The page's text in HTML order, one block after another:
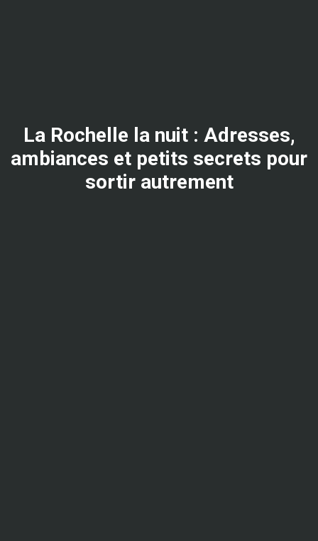
La Rochelle la nuit : Adresses,
ambiances et petits secrets pour
sortir autrement